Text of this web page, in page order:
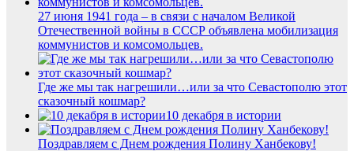
27 июня 1941 года – в связи с началом Великой
Отечественной войны в СССР объявлена мобилизация
коммунистов и комсомольцев.
Где же мы так нагрешили…или за что Севастополю этот
сказочный кошмар?
10 декабря в истории
Поздравляем с Днем рождения Полину Ханбекову!